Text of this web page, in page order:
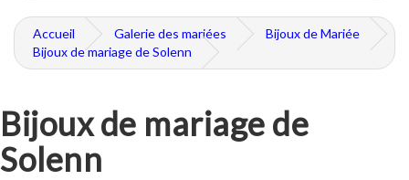
Accueil Galerie des mariées
Bijoux de Mariée
Bijoux de mariage de Solenn
Bijoux de mariage de
Solenn